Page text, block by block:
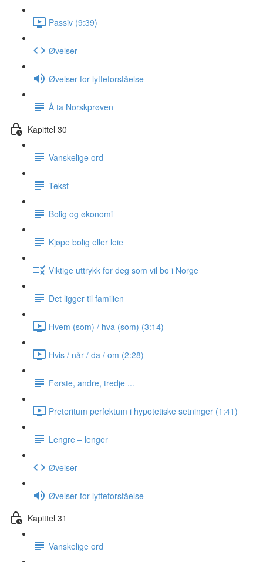
Passiv (9:39)
Øvelser
Øvelser for lytteforståelse
Å ta Norskprøven
Kapittel 30
Vanskelige ord
Tekst
Bolig og økonomi
Kjøpe bolig eller leie
Viktige uttrykk for deg som vil bo i Norge
Det ligger til familien
Hvem (som) / hva (som) (3:14)
Hvis / når / da / om (2:28)
Første, andre, tredje ...
Preteritum perfektum i hypotetiske setninger (1:41)
Lengre ‒ lenger
Øvelser
Øvelser for lytteforståelse
Kapittel 31
Vanskelige ord